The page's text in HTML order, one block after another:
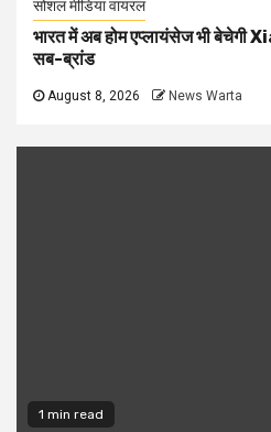
सोशल मीडिया वायरल
भारत में अब होम एप्लायंसेज भी बेचेगी
सब-ब्रांड
August 8, 2026 News Warta
1 min read